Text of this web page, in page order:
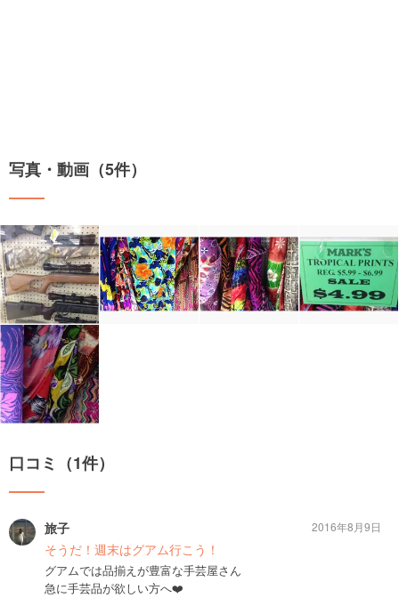
写真・動画（5件）
口コミ（1件）
旅子
そうだ！週末はグアム行こう！
グアムでは品揃えが豊富な手芸屋さん
急に手芸品が欲しい方へ❤️
2016年8月9日